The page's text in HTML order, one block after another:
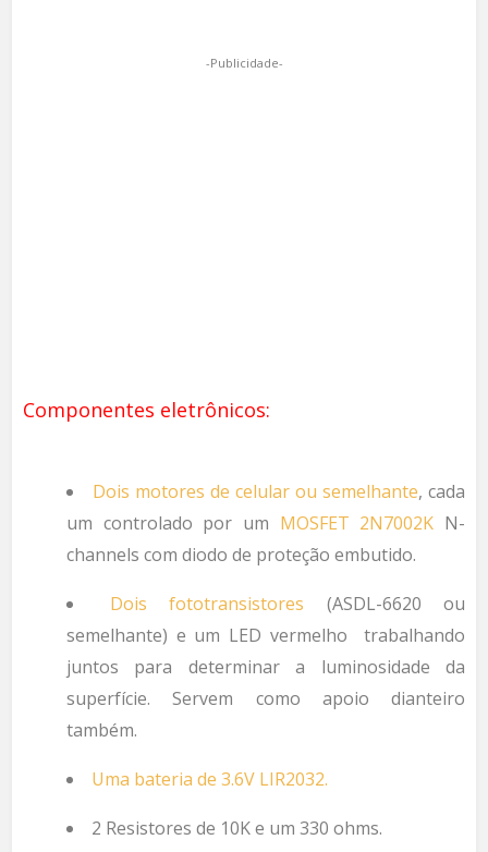
-Publicidade-
Componentes eletrônicos:
Dois motores de celular ou semelhante, cada
um controlado por um MOSFET 2N7002K N-
channels com diodo de proteção embutido.
Dois fototransistores (ASDL-6620 ou
semelhante) e um LED vermelho
trabalhando
juntos para
determinar
a luminosidade da
superfície. Servem como apoio dianteiro
também.
Uma bateria de 3.6V LIR2032.
2 Resistores de 10K e um 330 ohms.